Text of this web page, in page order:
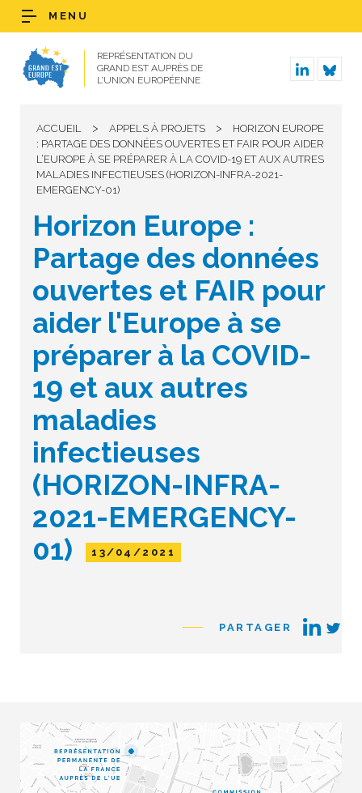
REPRÉSENTATION DU
GRAND EST AUPRÈS DE
L’UNION EUROPÉENNE
MENU
ACCUEIL > APPELS À PROJETS >
HORIZON EUROPE
: PARTAGE DES DONNÉES OUVERTES ET FAIR POUR AIDER
L’EUROPE À SE PRÉPARER À LA COVID-19 ET AUX AUTRES
MALADIES INFECTIEUSES (HORIZON-INFRA-2021-
EMERGENCY-01)
Horizon Europe :
Partage des données
ouvertes et FAIR pour
aider l'Europe à se
préparer à la COVID-
19 et aux autres
maladies
infectieuses
(HORIZON-INFRA-
2021-EMERGENCY-
01)
13/04/2021
PARTAGER